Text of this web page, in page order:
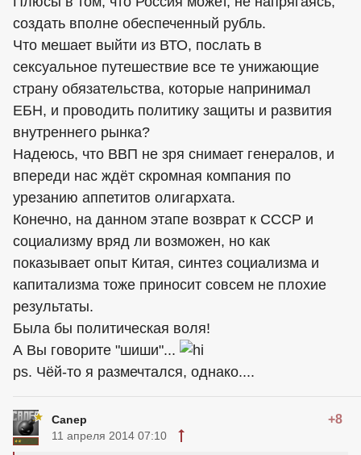
создать вполне обеспеченный рубль.
Что мешает выйти из ВТО, послать в
сексуальное путешествие все те унижающие
страну обязательства, которые напринимал
ЕБН, и проводить политику защиты и развития
внутреннего рынка?
Надеюсь, что ВВП не зря снимает генералов, и
впереди нас ждёт скромная компания по
урезанию аппетитов олигархата.
Конечно, на данном этапе возврат к СССР и
социализму вряд ли возможен, но как
показывает опыт Китая, синтез социализма и
капитализма тоже приносит совсем не плохие
результаты.
Была бы политическая воля!
А Вы говорите "шиши"...
ps. Чёй-то я размечтался, однако....
Canep +8
11 апреля 2014 07:10